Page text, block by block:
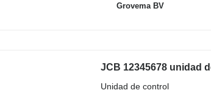
Grovema BV
JCB 12345678 unidad
Unidad de control